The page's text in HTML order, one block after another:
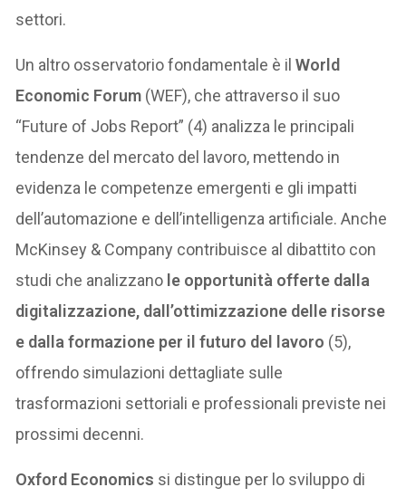
settori.
Un altro osservatorio fondamentale è ilWorld
Economic Forum (WEF), che attraverso il suo
“Future of Jobs Report” (4) analizza le principali
tendenze del mercato del lavoro, mettendo in
evidenza le competenze emergenti e gli impatti
dell’automazione e dell’intelligenza artificiale. Anche
McKinsey & Company contribuisce al dibattito con
studi che analizzano le opportunità offerte dalla
digitalizzazione, dall’ottimizzazione delle risorse
e dalla formazione per il futuro del lavoro (5),
offrendo simulazioni dettagliate sulle
trasformazioni settoriali e professionali previste nei
prossimi decenni.
Oxford Economics si distingue per lo sviluppo di